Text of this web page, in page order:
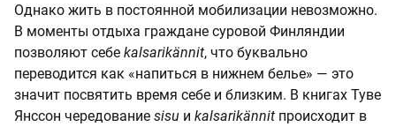
Однако жить в постоянной мобилизации невозможно.
В моменты отдыха граждане суровой Финляндии
позволяют себе kalsarikännit, что буквально
переводится как «напиться в нижнем белье» — это
значит посвятить время себе и близким. В книгах Туве
Янссон чередование sisu и kalsarikännit происходит в